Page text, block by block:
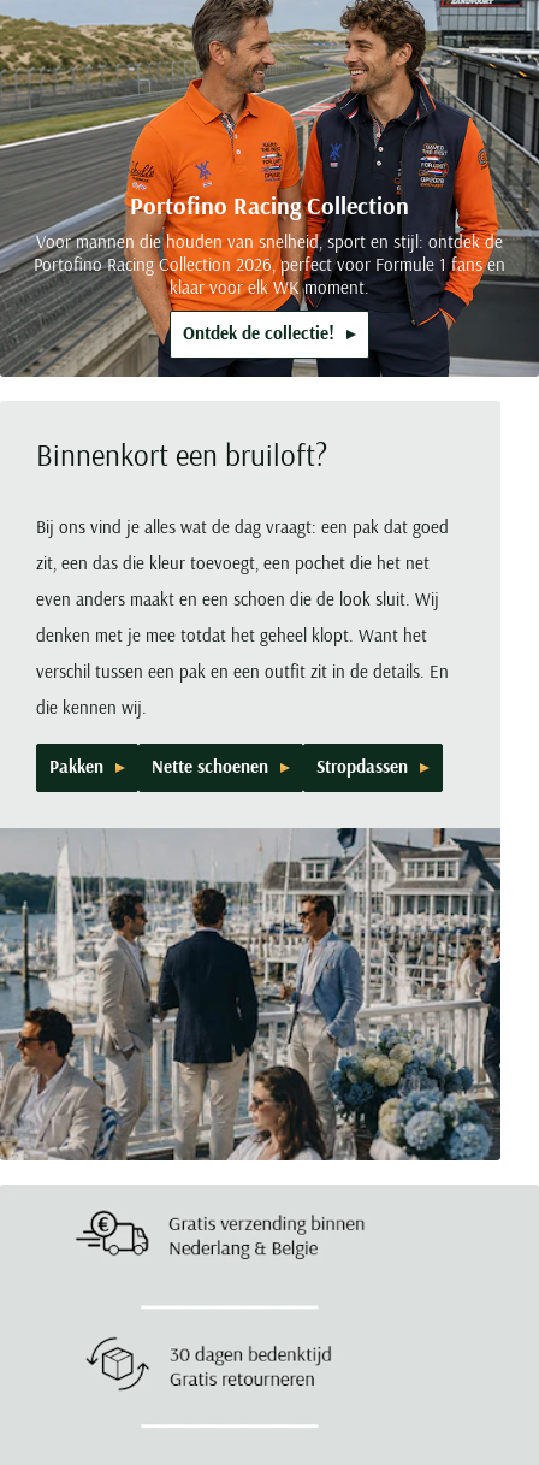
Portofino Racing Collection
Voor mannen die houden van snelheid, sport en stijl: ontdek de
Portofino Racing Collection 2026, perfect voor Formule 1 fans en
klaar voor elk WK moment.
Ontdek de collectie!
Binnenkort een bruiloft?
Bij ons vind je alles wat de dag vraagt: een pak dat goed
zit, een das die kleur toevoegt, een pochet die het net
even anders maakt en een schoen die de look sluit. Wij
denken met je mee totdat het geheel klopt. Want het
verschil tussen een pak en een outfit zit in de details. En
die kennen wij.
Pakken Nette schoenen Stropdassen